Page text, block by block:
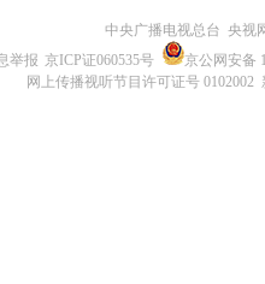
中央广播电视总台 央视
举报 京ICP证060535号
京公网安备
网上传播视听节目许可证号 0102002